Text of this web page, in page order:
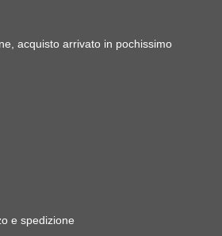
acquisto arrivato in pochissimo
e spedizione